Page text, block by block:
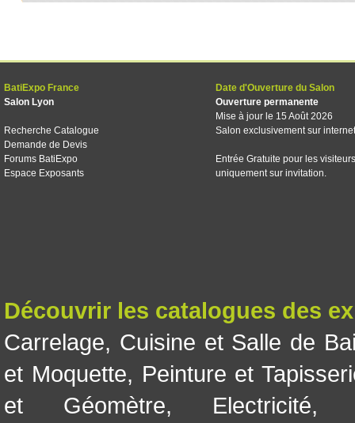
BatiExpo France
Salon Lyon
Recherche Catalogue
Demande de Devis
Forums BatiExpo
Espace Exposants
Date d'Ouverture du Salon
Ouverture permanente
Mise à jour le 15 Août 2026
Salon exclusivement sur internet
Entrée Gratuite pour les visiteurs
uniquement sur invitation.
Découvrir les catalogues des
Carrelage, Cuisine et Salle de
et Moquette, Peinture et
et Géomètre, Electricité